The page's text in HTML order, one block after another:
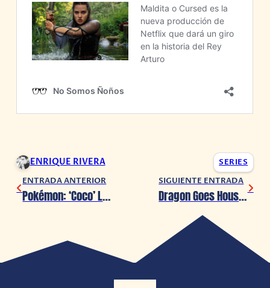
ENRIQUE RIVERA
SERIES
ENTRADA ANTERIOR
Pokémon: ‘Coco’ La película será pospuesta debido a COVID-19
SIGUIENTE ENTRADA
Dragon Goes House-Hunting obtiene anime